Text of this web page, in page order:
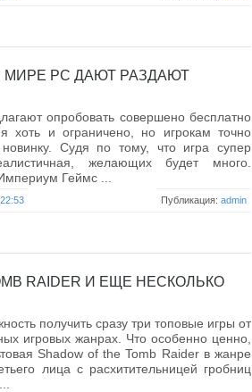
PC ДАЮТ РАЗДАЮТ
опробовать совершено бесплатно
и ограничено, но игрокам точно
новинку. Судя по тому, что игра супер
желающих будет много.
Геймс ...
Публикация: admin
RAIDER И ЕЩЕ НЕСКОЛЬКО
получить сразу три топовые игры от
игровых жанрах. Что особенно ценно,
Shadow of the Tomb Raider в жанре
лица с расхитительницей гробниц